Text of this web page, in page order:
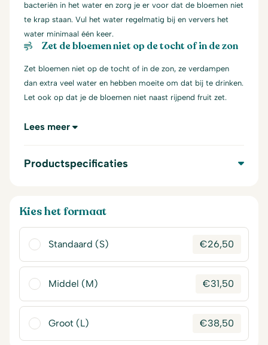
bacteriën in het water en zorg je er voor dat de bloemen niet
te krap staan. Vul het water regelmatig bij en ververs het
water minimaal één keer.
Zet de bloemen niet op de tocht of in de zon
Zet bloemen niet op de tocht of in de zon, ze verdampen
dan extra veel water en hebben moeite om dat bij te drinken.
Let ook op dat je de bloemen niet naast rijpend fruit zet.
Lees meer
Productspecificaties
Kies het formaat
Standaard (S) €26,50
Middel (M) €31,50
Groot (L) €38,50